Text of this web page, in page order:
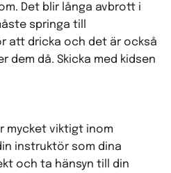
Det blir långa avbrott i
springa till
att dricka och det är också
dem då. Skicka med kidsen
mycket viktigt inom
instruktör som dina
och ta hänsyn till din